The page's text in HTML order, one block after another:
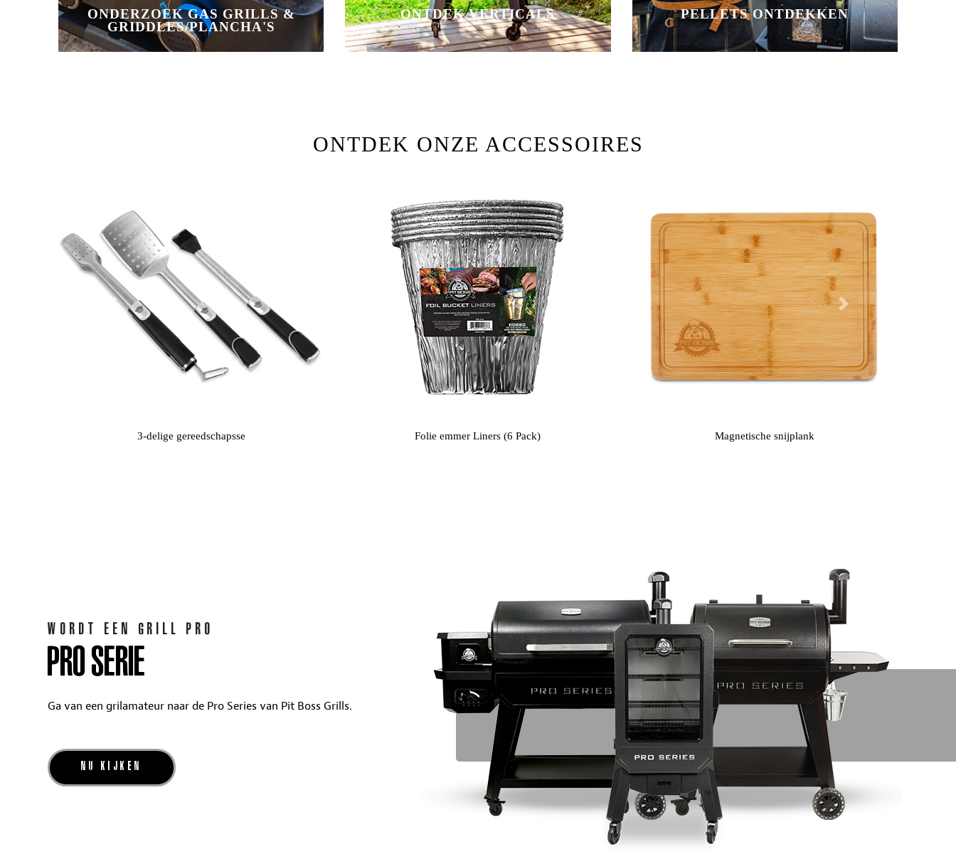
ONDERZOEK GAS GRILLS &
GRIDDLES/PLANCHA'S
ONTDEK VERTICALS PELLETS ONTDEKKEN
ONTDEK ONZE ACCESSOIRES
3-delige gereedschapsse Folie emmer Liners (6 Pack) Magnetische snijplank
Previous Next
WORDT EEN GRILL PRO
PRO SERIE
Ga van een grilamateur naar de Pro Series van Pit Boss Grills.
NU KIJKEN